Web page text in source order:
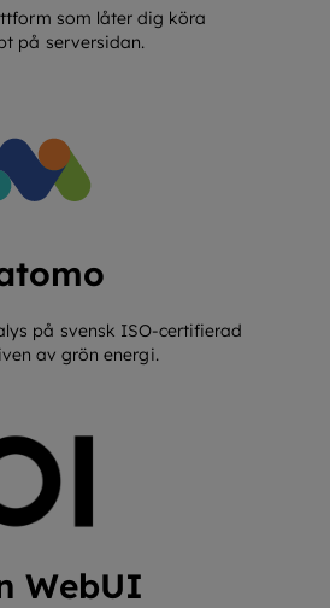
som låter dig köra
på serversidan.
på svensk ISO-certifierad
av grön energi.
WebUI